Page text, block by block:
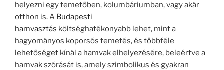
helyezni egy temetőben, kolumbáriumban, vagy akár
otthon is. A Budapesti
hamvasztás költséghatékonyabb lehet, mint a
hagyományos koporsós temetés, és többféle
lehetőséget kínál a hamvak elhelyezésére, beleértve a
hamvak szórását is, amely szimbolikus és gyakran